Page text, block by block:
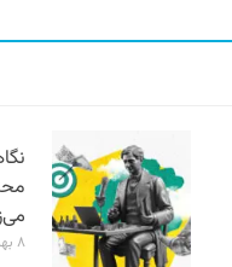
۸ بهمن ۱۴۰۴